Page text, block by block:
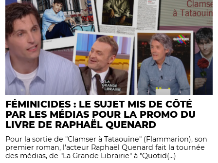
FÉMINICIDES : LE SUJET MIS DE CÔTÉ
PAR LES MÉDIAS POUR LA PROMO DU
LIVRE DE RAPHAËL QUENARD
Pour la sortie de "Clamser à Tataouine" (Flammarion), son
premier roman, l'acteur Raphaël Quenard fait la tournée
des médias, de "La Grande Librairie" à "Quotid(...)